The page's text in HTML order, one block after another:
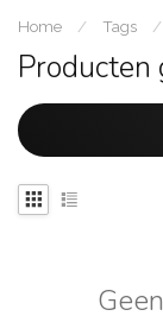
Home / Tags /